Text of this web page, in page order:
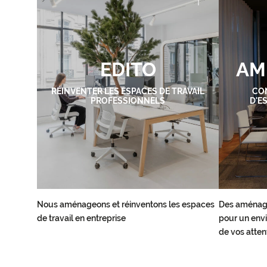
EDITO
RÉINVENTER LES ESPACES DE TRAVAIL
PROFESSIONNELS
Nous aménageons et réinventons les espaces
de travail en entreprise
Des
pour un
de vos